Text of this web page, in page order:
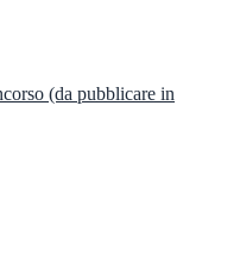
(da pubblicare in